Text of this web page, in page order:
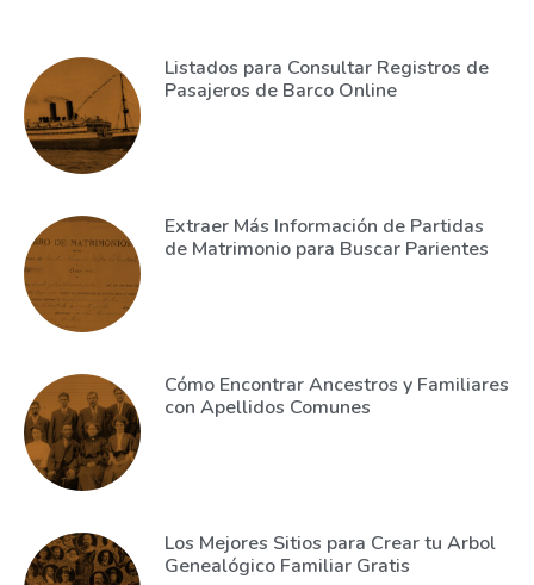
Listados para Consultar Registros de
Pasajeros de Barco Online
Extraer Más Información de Partidas
de Matrimonio para Buscar Parientes
Cómo Encontrar Ancestros y Familiares
con Apellidos Comunes
Los Mejores Sitios para Crear tu Arbol
Genealógico Familiar Gratis